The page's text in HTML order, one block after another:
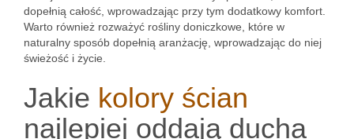
dopełnią całość, wprowadzając przy tym dodatkowy komfort.
Warto również rozważyć rośliny doniczkowe, które w
naturalny sposób dopełnią aranżację, wprowadzając do niej
świeżość i życie.
Jakie kolory ścian
najlepiej oddają ducha